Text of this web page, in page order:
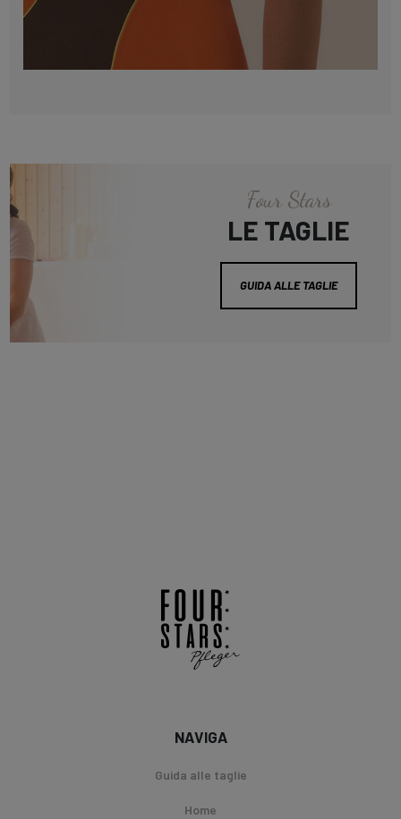
Four Stars
LE TAGLIE
GUIDA ALLE TAGLIE
NAVIGA
Guida alle taglie
Home